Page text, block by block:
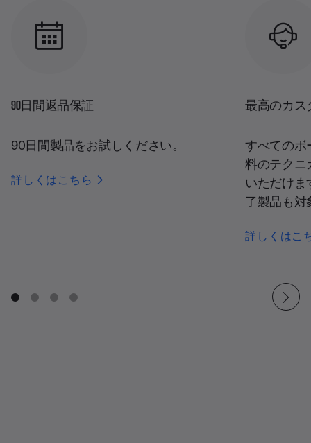
90日間返品保証
90日間製品をお試しください。
詳しくはこちら
最高のカス
すべてのボ
料のテクニ
いただけま
了製品も対
詳しくはこ